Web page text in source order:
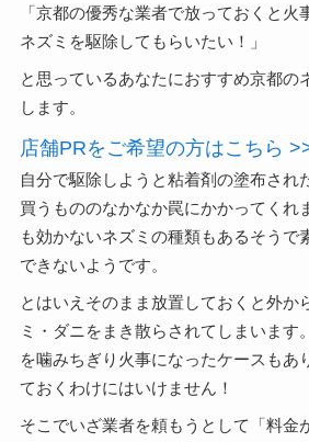
「京都の優秀な業者で放っておくと火
ネズミを駆除してもらいたい！」
と思っているあなたにおすすめ京都の
します。
店舗PRをご希望の方はこちら
自分で駆除しようと粘着剤の塗布され
買うもののなかなか罠にかかってくれ
も効かないネズミの種類もあるそうで
できないようです。
とはいえそのまま放置しておくと外か
ミ・ダニをまき散らされてしまいます
を噛みちぎり火事になったケースもあ
ておくわけにはいけません！
そこでいざ業者を頼もうとして「料金